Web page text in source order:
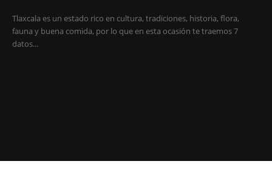
Tlaxcala es un estado rico en cultura, tradiciones, historia, flora,
fauna y buena comida, por lo que en esta ocasión te traemos 7
datos...